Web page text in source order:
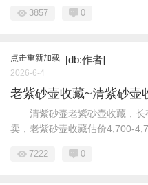
3857 0
点击重新加载 [db:作者]
2026-6-4
老紫砂壶收藏~清紫砂壶
清紫砂壶老紫砂壶收藏，
卖，老紫砂壶收藏估价4,700-
7222 0